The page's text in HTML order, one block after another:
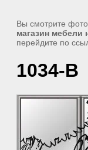
Вы смотрите
магазин мебели
перейдите по
1034-В